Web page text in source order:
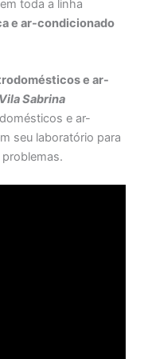
toda a linha
e ar-condicionado
e ar-
Vila Sabrina
e ar-
seu laboratório para